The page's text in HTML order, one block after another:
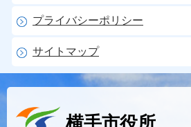
プライバシーポリシー
サイトマップ